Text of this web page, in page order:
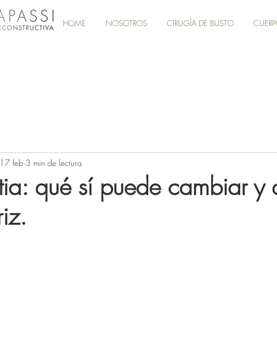
HOME NOSOTROS CIRUGÍA DE BUSTO
qué sí puede cambiar y
17 feb 3 min de lectura